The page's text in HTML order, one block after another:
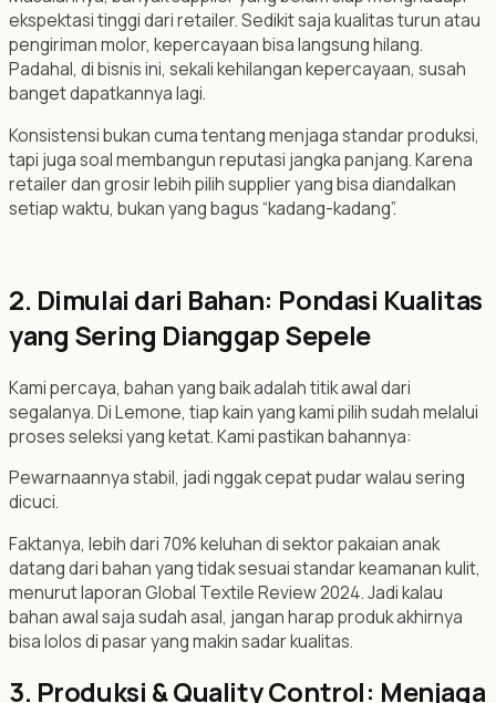
ekspektasi tinggi dari retailer. Sedikit saja kualitas turun atau
pengiriman molor, kepercayaan bisa langsung hilang.
Padahal, di bisnis ini, sekali kehilangan kepercayaan, susah
banget dapatkannya lagi.
Konsistensi bukan cuma tentang menjaga standar produksi,
tapi juga soal membangun reputasi jangka panjang. Karena
retailer dan grosir lebih pilih supplier yang bisa diandalkan
setiap waktu, bukan yang bagus “kadang-kadang”.
2. Dimulai dari Bahan: Pondasi Kualitas
yang Sering Dianggap Sepele
Kami percaya, bahan yang baik adalah titik awal dari
segalanya. Di Lemone, tiap kain yang kami pilih sudah melalui
proses seleksi yang ketat. Kami pastikan bahannya:
Pewarnaannya stabil, jadi nggak cepat pudar walau sering
dicuci.
Faktanya, lebih dari 70% keluhan di sektor pakaian anak
datang dari bahan yang tidak sesuai standar keamanan kulit,
menurut laporan Global Textile Review 2024. Jadi kalau
bahan awal saja sudah asal, jangan harap produk akhirnya
bisa lolos di pasar yang makin sadar kualitas.
3. Produksi & Quality Control: Menjaga